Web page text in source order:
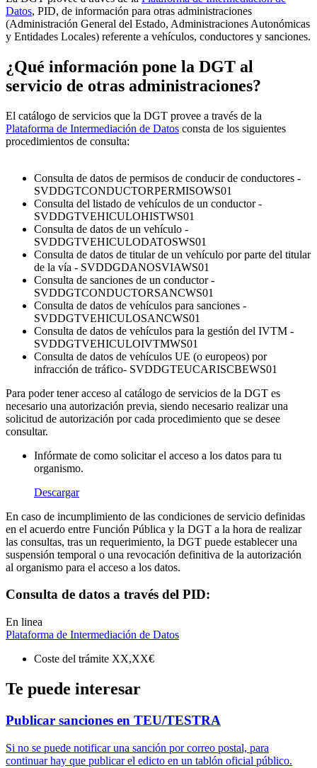
Datos, PID, de información para otras administraciones
(Administración General del Estado, Administraciones Autonómicas
y Entidades Locales) referente a vehículos, conductores y sanciones.
¿Qué información pone la DGT al
servicio de otras administraciones?
El catálogo de servicios que la DGT provee a través de la
Plataforma de Intermediación de Datos consta de los siguientes
procedimientos de consulta:
Consulta de datos de permisos de conducir de conductores -
SVDDGTCONDUCTORPERMISOWS01
Consulta del listado de vehículos de un conductor -
SVDDGTVEHICULOHISTWS01
Consulta de datos de un vehículo -
SVDDGTVEHICULODATOSWS01
Consulta de datos de titular de un vehículo por parte del titular
de la vía - SVDDGDANOSVIAWS01
Consulta de sanciones de un conductor -
SVDDGTCONDUCTORSANCWS01
Consulta de datos de vehículos para sanciones -
SVDDGTVEHICULOSANCWS01
Consulta de datos de vehículos para la gestión del IVTM -
SVDDGTVEHICULOIVTMWS01
Consulta de datos de vehículos UE (o europeos) por
infracción de tráfico- SVDDGTEUCARISCBEWS01
Para poder tener acceso al catálogo de servicios de la DGT es
necesario una autorización previa, siendo necesario realizar una
solicitud de autorización por cada procedimiento que se desee
consultar.
Infórmate de como solicitar el acceso a los datos para tu
organismo.
Descargar
En caso de incumplimiento de las condiciones de servicio definidas
en el acuerdo entre Función Pública y la DGT a la hora de realizar
las consultas, tras un requerimiento, la DGT puede establecer una
suspensión temporal o una revocación definitiva de la autorización
al organismo para el acceso a los datos.
Consulta de datos a través del PID:
En linea
Plataforma de Intermediación de Datos
Coste del trámite XX,XX€
Te puede interesar
Publicar sanciones en TEU/TESTRA
Si no se puede notificar una sanción por correo postal, para
continuar hay que publicar el edicto en un tablón oficial público.